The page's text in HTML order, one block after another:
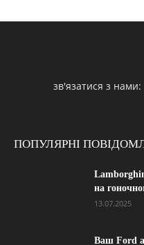
зв'язатися з нами:
ПОПУЛЯРНІ
на
13.07.2025
Ваш Ford